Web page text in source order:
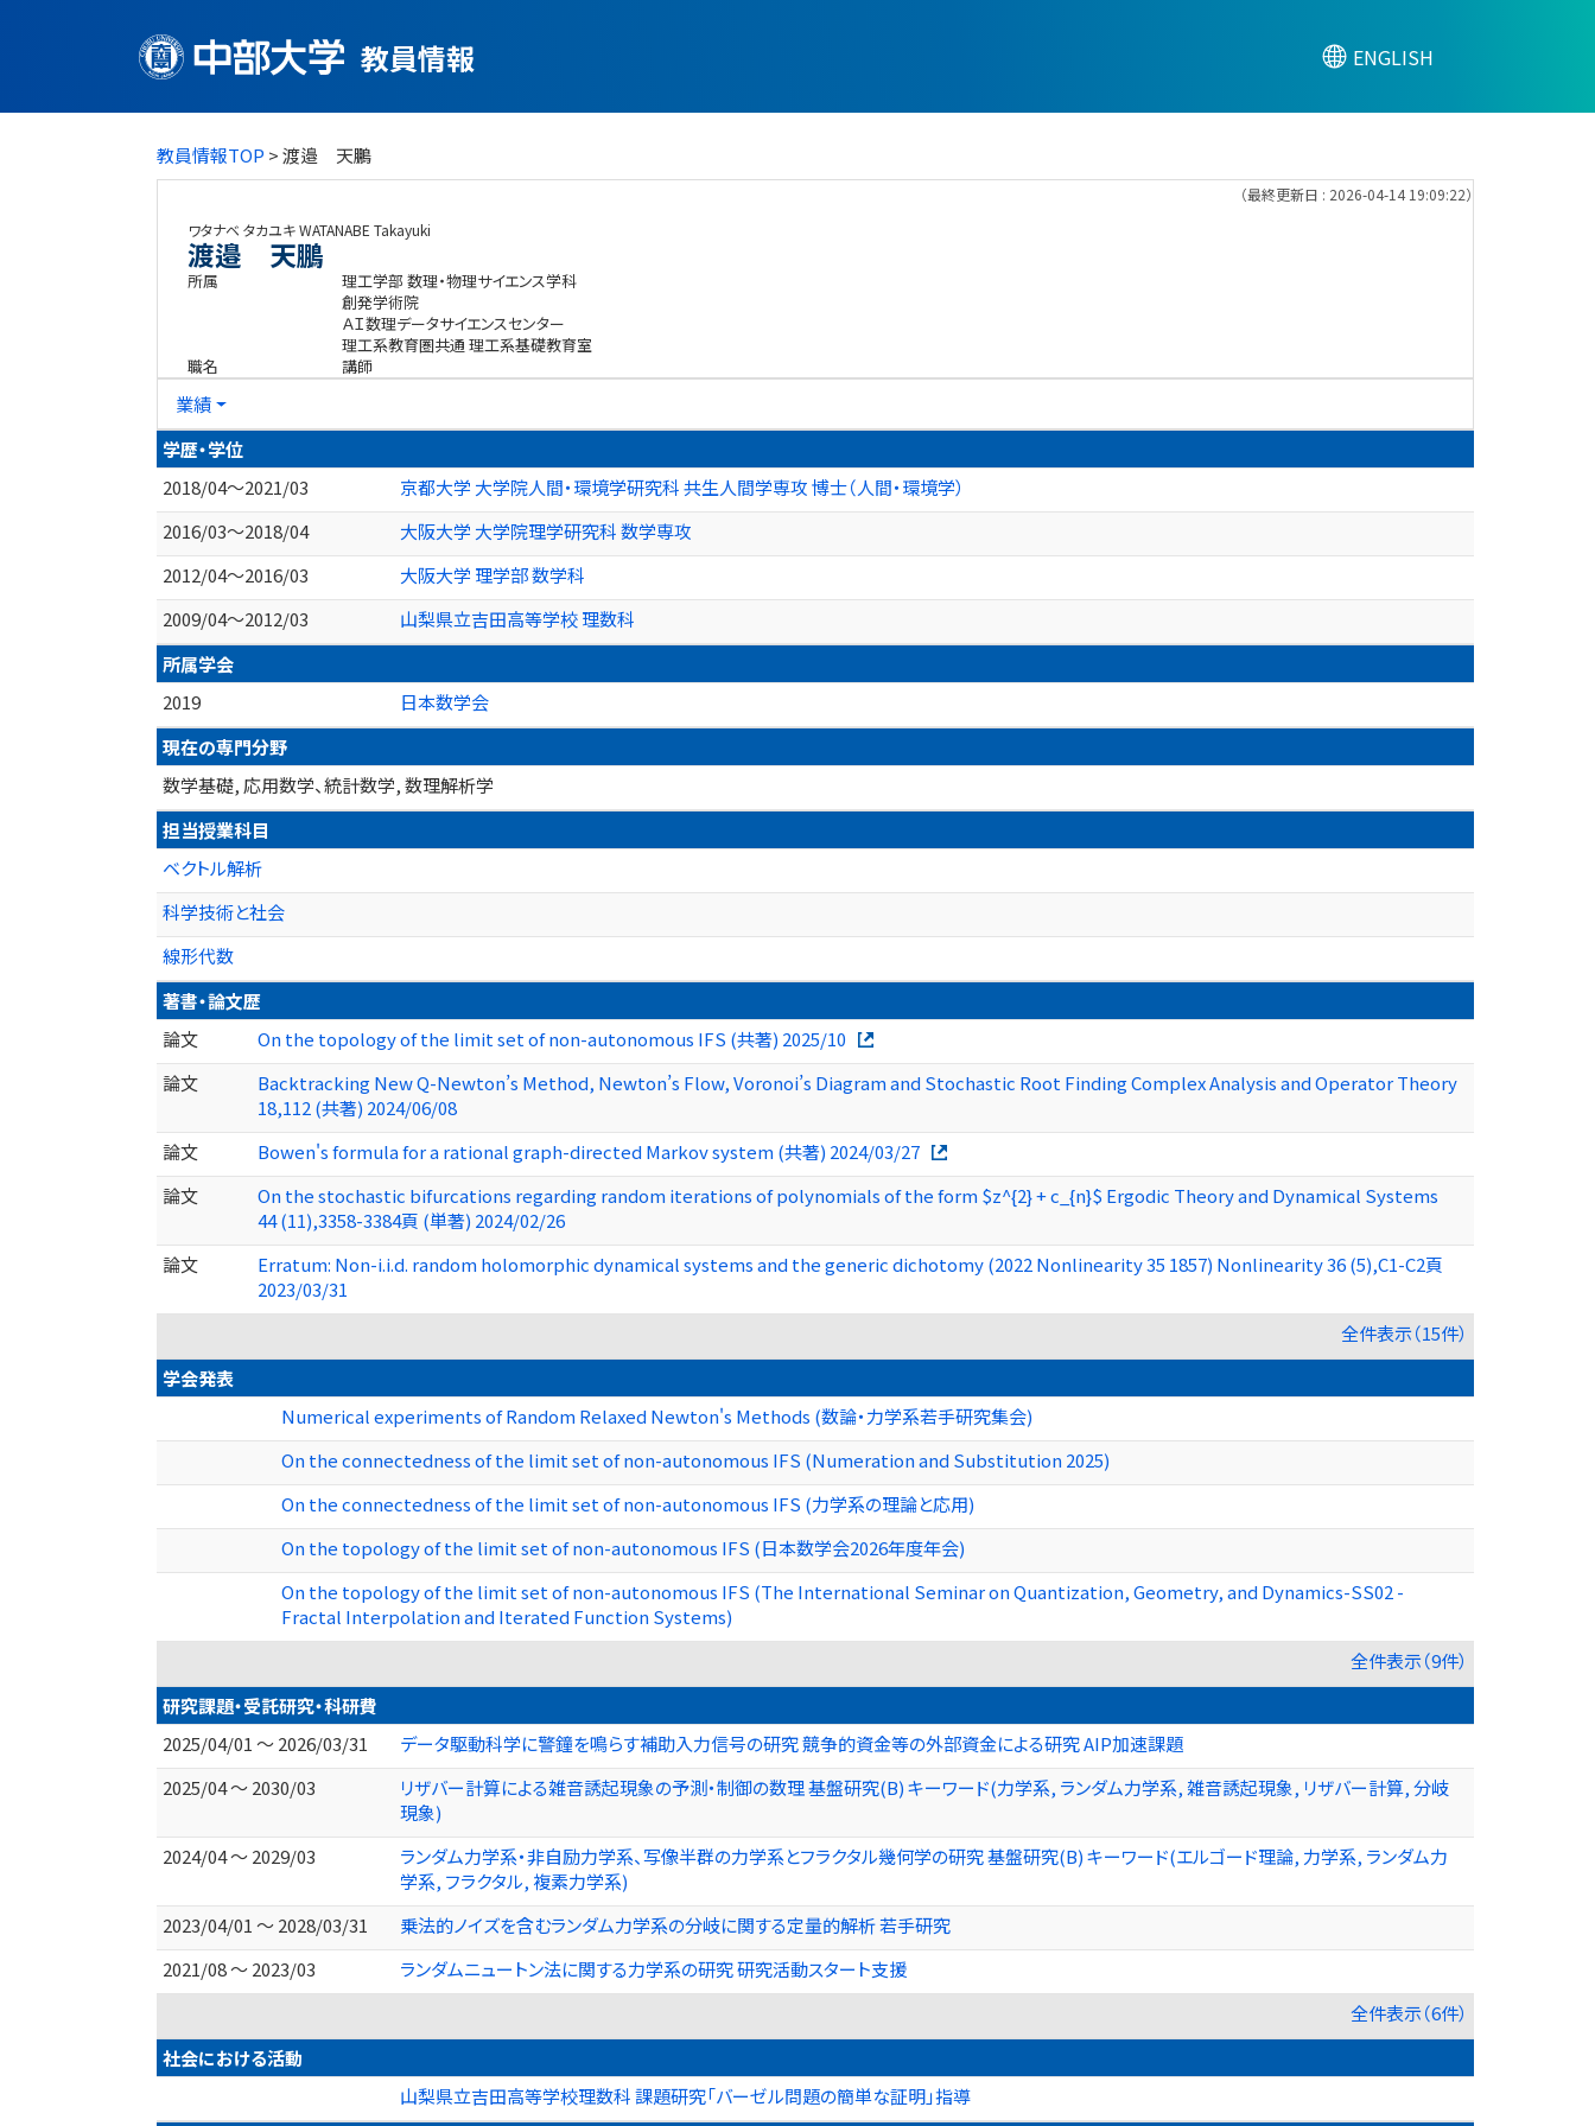
教員情報 ENGLISH
教員情報TOP > 渡邉 天鵬
（最終更新日 : 2026-04-14 19:09:22）
ワタナベ タカユキWATANABE Takayuki
渡邉 天鵬
所属
理工学部 数理・物理サイエンス学科
創発学術院
ＡＩ数理データサイエンスセンター
理工系教育圏共通 理工系基礎教育室
職名
講師
業績
学歴・学位
2018/04～2021/03
京都大学 大学院人間・環境学研究科 共生人間学専攻 博士（人間・環境学）
2016/03～2018/04
大阪大学 大学院理学研究科 数学専攻
2012/04～2016/03
大阪大学 理学部 数学科
2009/04～2012/03
山梨県立吉田高等学校 理数科
所属学会
2019
日本数学会
現在の専門分野
数学基礎, 応用数学、統計数学, 数理解析学
担当授業科目
ベクトル解析
科学技術と社会
線形代数
著書・論文歴
論文
On the topology of the limit set of non-autonomous IFS (共著) 2025/10
論文
Backtracking New Q-Newton’s Method, Newton’s Flow, Voronoi’s Diagram and Stochastic Root Finding Complex Analysis and Operator Theory
18,112 (共著) 2024/06/08
論文
Bowen's formula for a rational graph-directed Markov system (共著) 2024/03/27
論文
On the stochastic bifurcations regarding random iterations of polynomials of the form $z^{2} + c_{n}$ Ergodic Theory and Dynamical Systems
44 (11),3358-3384頁 (単著) 2024/02/26
論文
Erratum: Non-i.i.d. random holomorphic dynamical systems and the generic dichotomy (2022 Nonlinearity 35 1857) Nonlinearity 36 (5),C1-C2頁
2023/03/31
全件表示（15件）
学会発表
Numerical experiments of Random Relaxed Newton's Methods (数論・力学系若手研究集会)
On the connectedness of the limit set of non-autonomous IFS (Numeration and Substitution 2025)
On the connectedness of the limit set of non-autonomous IFS (力学系の理論と応用)
On the topology of the limit set of non-autonomous IFS (日本数学会2026年度年会)
On the topology of the limit set of non-autonomous IFS (The International Seminar on Quantization, Geometry, and Dynamics-SS02 -
Fractal Interpolation and Iterated Function Systems)
全件表示（9件）
研究課題・受託研究・科研費
2025/04/01 ～ 2026/03/31
データ駆動科学に警鐘を鳴らす補助入力信号の研究 競争的資金等の外部資金による研究 AIP加速課題
2025/04 ～ 2030/03
リザバー計算による雑音誘起現象の予測・制御の数理 基盤研究(B) キーワード(力学系, ランダム力学系, 雑音誘起現象, リザバー計算, 分岐
現象)
2024/04 ～ 2029/03
ランダム力学系・非自励力学系、写像半群の力学系とフラクタル幾何学の研究 基盤研究(B) キーワード(エルゴード理論, 力学系, ランダム力
学系, フラクタル, 複素力学系)
2023/04/01 ～ 2028/03/31
乗法的ノイズを含むランダム力学系の分岐に関する定量的解析 若手研究
2021/08 ～ 2023/03
ランダムニュートン法に関する力学系の研究 研究活動スタート支援
全件表示（6件）
社会における活動
山梨県立吉田高等学校理数科 課題研究「バーゼル問題の簡単な証明」指導